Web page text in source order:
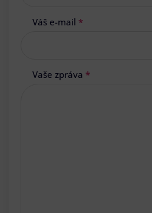
Váš e-mail *
Vaše zpráva *